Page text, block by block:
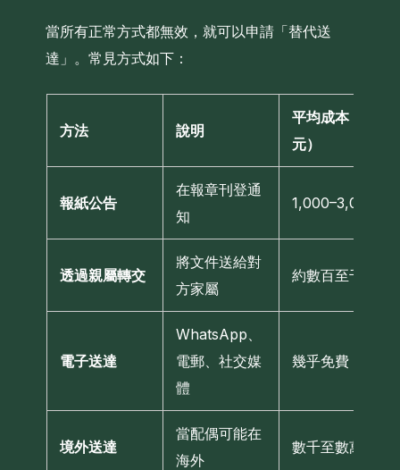
當所有正常方式都無效，就可以申請「替代送
達」。常見方式如下：
方法 說明
平均成本（港
元）
報紙公告
在報章刊登通
知
1,000–3,000
透過親屬轉交
將文件送給對
方家屬
約數百至千元
電子送達
WhatsApp、
電郵、社交媒
體
幾乎免費
境外送達
當配偶可能在
海外
數千至數萬